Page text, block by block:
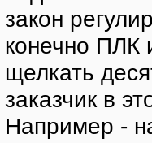
закон
конечно
щелкать
заказчик в
Например -